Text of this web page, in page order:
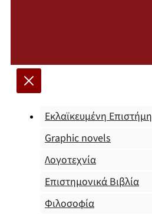
Εκλαϊκευμένη Επιστήμη
Graphic novels
Λογοτεχνία
Επιστημονικά Βιβλία
Φιλοσοφία